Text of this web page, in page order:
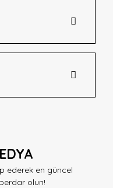
ederek en güncel
olun!